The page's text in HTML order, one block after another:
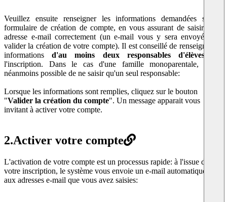
Veuillez ensuite renseigner les informations demandées sur le
formulaire de création de compte, en vous assurant de saisir votre
adresse e-mail correctement (un e-mail vous y sera envoyé pour
valider la création de votre compte). Il est conseillé de renseigner les
informationsd'au moins deux responsables d'élèves
l'inscription. Dans le cas d'une famille monoparentale, il est
néanmoins possible de ne saisir qu'un seul responsable:
Lorsque les informations sont remplies, cliquez sur le bouton
"Valider la création du compte". Un message apparait vous
invitant à activer votre compte.
2.Activer votre compte
L'activation de votre compte est un processus rapide: à l'issue de
votre inscription, le système vous envoie un e-mail automatiquement
aux adresses e-mail que vous avez saisies: